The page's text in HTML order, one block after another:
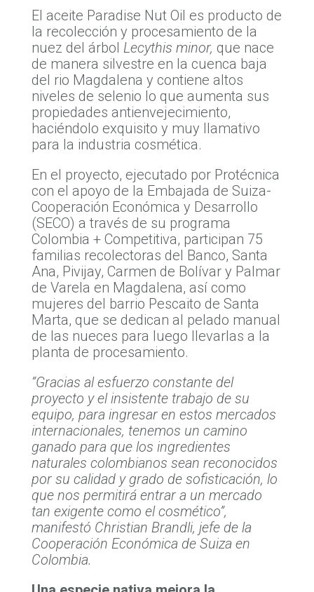
El aceite Paradise Nut Oil es producto de
la recolección y procesamiento de la
nuez del árbol Lecythis minor, que nace
de manera silvestre en la cuenca baja
del rio Magdalena y contiene altos
niveles de selenio lo que aumenta sus
propiedades antienvejecimiento,
haciéndolo exquisito y muy llamativo
para la industria cosmética.
En el proyecto, ejecutado por Protécnica
con el apoyo de la Embajada de Suiza-
Cooperación Económica y Desarrollo
(SECO) a través de su programa
Colombia + Competitiva, participan 75
familias recolectoras del Banco, Santa
Ana, Pivijay, Carmen de Bolívar y Palmar
de Varela en Magdalena, así como
mujeres del barrio Pescaito de Santa
Marta, que se dedican al pelado manual
de las nueces para luego llevarlas a la
planta de procesamiento.
“Gracias al esfuerzo constante del
proyecto y el insistente trabajo de su
equipo, para ingresar en estos mercados
internacionales, tenemos un camino
ganado para que los ingredientes
naturales colombianos sean reconocidos
por su calidad y grado de sofisticación, lo
que nos permitirá entrar a un mercado
tan exigente como el cosmético”,
manifestó Christian Brandli, jefe de la
Cooperación Económica de Suiza en
Colombia.